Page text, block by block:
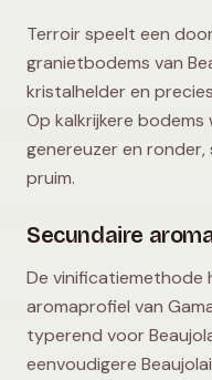
Terroir speelt een
granietbodems van
kristalhelder en
Op kalkrijkere
genereuzer en
pruim.
Secundaire
De vinificatiemethode
aromaprofiel van
typerend voor
eenvoudigere